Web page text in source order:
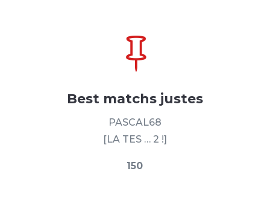

Best matchs justes
PASCAL68
[LA TES … 2 !]
150